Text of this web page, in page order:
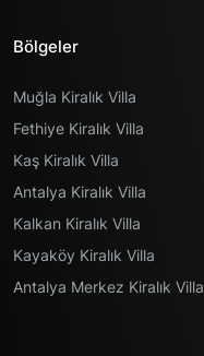
Bölgeler
Muğla Kiralık Villa
Fethiye Kiralık Villa
Kaş Kiralık Villa
Antalya Kiralık Villa
Kalkan Kiralık Villa
Kayaköy Kiralık Villa
Antalya Merkez Kiralık Villa